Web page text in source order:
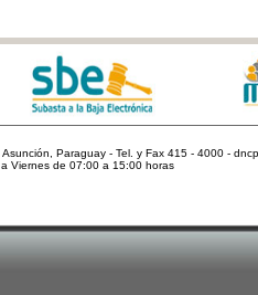
Paraguay - Tel. y Fax 415 - 4000 -
Viernes de 07:00 a 15:00 horas